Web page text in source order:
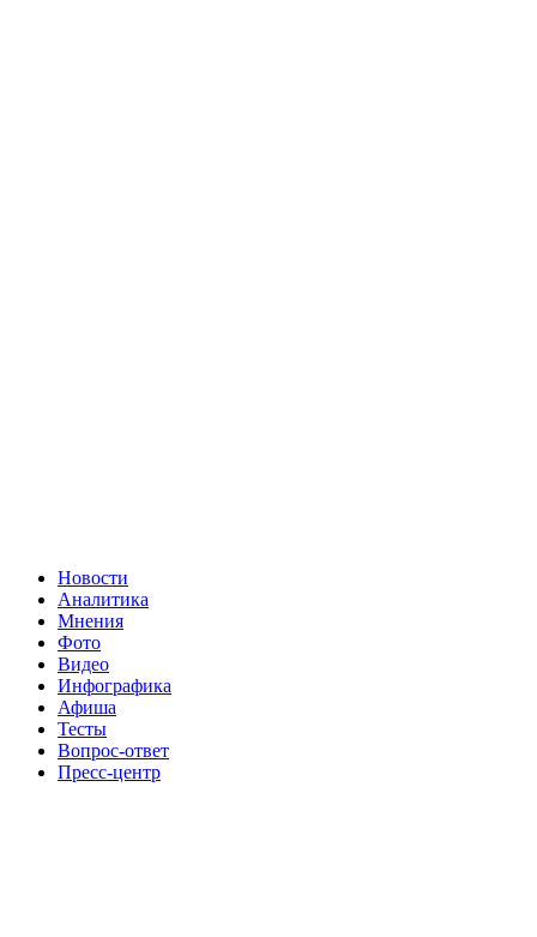
Новости
Аналитика
Мнения
Фото
Видео
Инфографика
Афиша
Тесты
Вопрос-ответ
Пресс-центр